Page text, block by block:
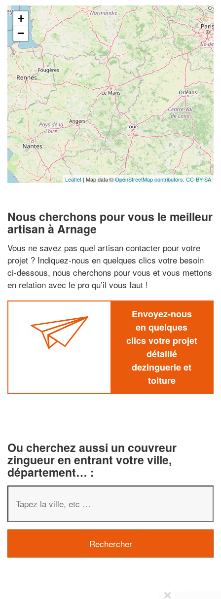
+
−
Leaflet | Map data ©OpenStreetMap contributors, CC-BY-SA
Nous cherchons pour vous le meilleur
artisan à Arnage
Vous ne savez pas quel artisan contacter pour votre
projet ? Indiquez-nous en quelques clics votre besoin
ci-dessous, nous cherchons pour vous et vous mettons
en relation avec le pro qu’il vous faut !
Envoyez-nous
en quelques
clics votre projet
détaillé
dezinguerie et
toiture
Ou cherchez aussi un couvreur
zingueur en entrant votre ville,
département… :